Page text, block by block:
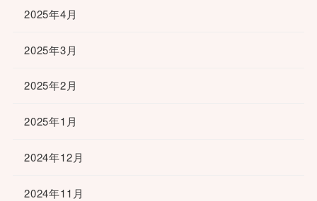
2025年4月
2025年3月
2025年2月
2025年1月
2024年12月
2024年11月